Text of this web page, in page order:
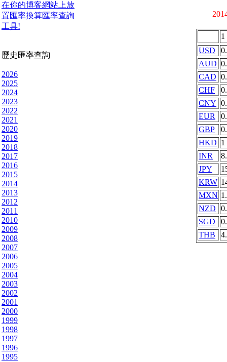
在你的博客網站上放
置匯率換算匯率查詢
工具!
歷史匯率查詢
2026
2025
2024
2023
2022
2021
2020
2019
2018
2017
2016
2015
2014
2013
2012
2011
2010
2009
2008
2007
2006
2005
2004
2003
2002
2001
2000
1999
1998
1997
1996
1995
1
USD
AUD
CAD
CHF
CNY
EUR
GBP
HKD 1
INR
JPY
KRW
MXN
NZD
SGD
THB